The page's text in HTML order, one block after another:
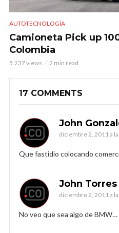
AUTOTECNOLOGÍA
Camioneta Pick up
Colombia
5.237 views 2 min read
17 COMMENTS
John
diciembre 2, 2011 a
Que fastidio colocando
John Torres
diciembre 2, 2011 a
No veo que sea algo de